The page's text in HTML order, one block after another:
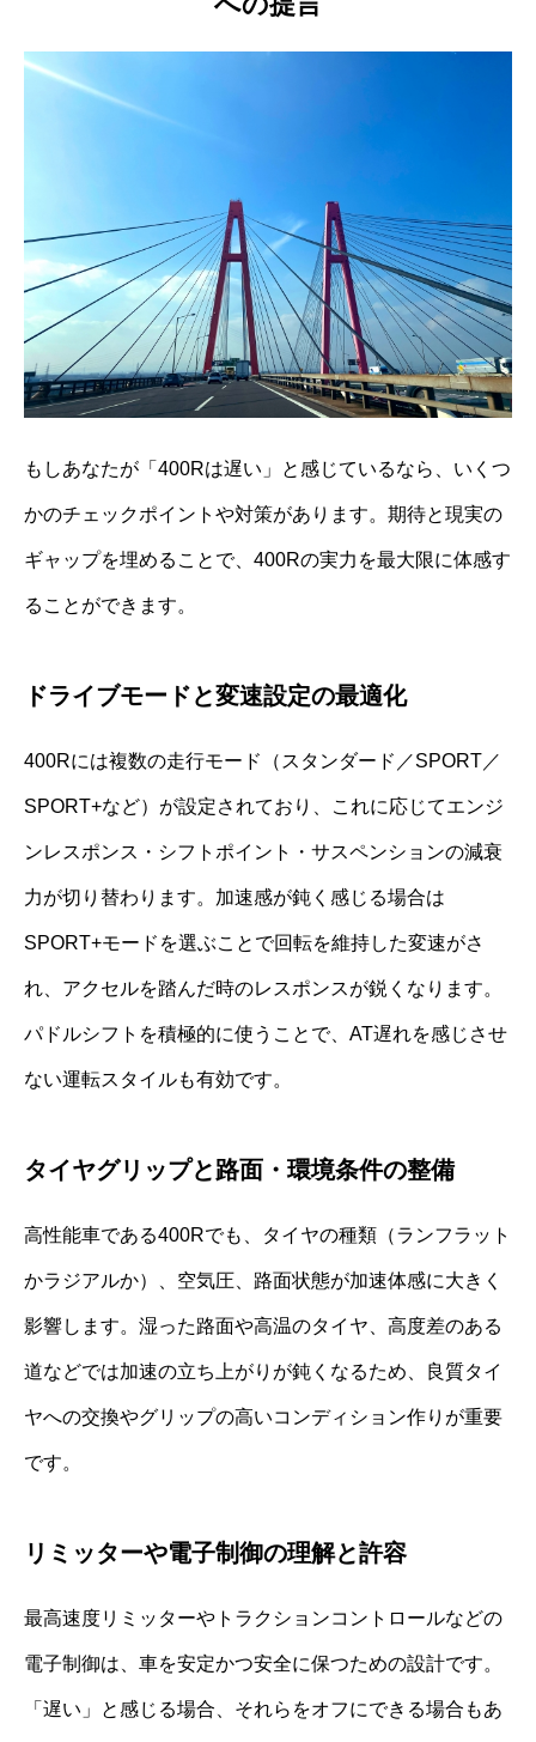
もしあなたが「400Rは遅い」と感じているなら、いくつ
かのチェックポイントや対策があります。期待と現実の
ギャップを埋めることで、400Rの実力を最大限に体感す
ることができます。
ドライブモードと変速設定の最適化
400Rには複数の走行モード（スタンダード／SPORT／
SPORT+など）が設定されており、これに応じてエンジ
ンレスポンス・シフトポイント・サスペンションの減衰
力が切り替わります。加速感が鈍く感じる場合は
SPORT+モードを選ぶことで回転を維持した変速がさ
れ、アクセルを踏んだ時のレスポンスが鋭くなります。
パドルシフトを積極的に使うことで、AT遅れを感じさせ
ない運転スタイルも有効です。
タイヤグリップと路面・環境条件の整備
高性能車である400Rでも、タイヤの種類（ランフラット
かラジアルか）、空気圧、路面状態が加速体感に大きく
影響します。湿った路面や高温のタイヤ、高度差のある
道などでは加速の立ち上がりが鈍くなるため、良質タイ
ヤへの交換やグリップの高いコンディション作りが重要
です。
リミッターや電子制御の理解と許容
最高速度リミッターやトラクションコントロールなどの
電子制御は、車を安定かつ安全に保つための設計です。
「遅い」と感じる場合、それらをオフにできる場合もあ